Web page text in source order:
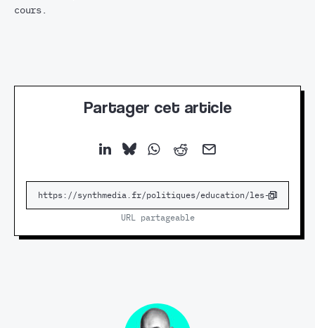
cours.
Partager cet article
URL partageable